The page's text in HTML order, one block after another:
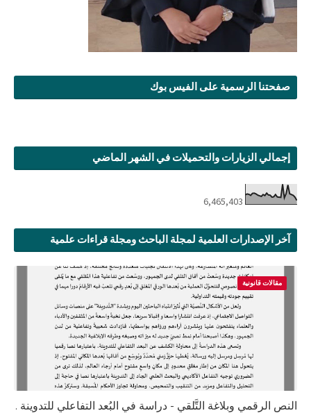
صفحتنا الرسمية على الفيس بوك
إجمالي الزيارات والتحميلات في الشهر الماضي
6,465,403
آخر الإصدارات العلمية لمجلة الباحث ومجلة قراءات علمية
مقالات قانونية
النص الرقمي وبلاغة التَّلقي - دراسة في البُعد التفاعلي للتدوينة .